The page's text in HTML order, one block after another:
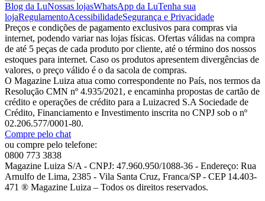
Blog da LuNossas lojasWhatsApp da LuTenha sua
lojaRegulamentoAcessibilidadeSegurança e Privacidade
Preços e condições de pagamento exclusivos para compras via
internet, podendo variar nas lojas físicas. Ofertas válidas na compra
de até 5 peças de cada produto por cliente, até o término dos nossos
estoques para internet. Caso os produtos apresentem divergências de
valores, o preço válido é o da sacola de compras.
O Magazine Luiza atua como correspondente no País, nos termos da
Resolução CMN nº 4.935/2021, e encaminha propostas de cartão de
crédito e operações de crédito para a Luizacred S.A Sociedade de
Crédito, Financiamento e Investimento inscrita no CNPJ sob o nº
02.206.577/0001-80.
Compre pelo chat
ou compre pelo telefone:
0800 773 3838
Magazine Luiza S/A - CNPJ: 47.960.950/1088-36 - Endereço: Rua
Arnulfo de Lima, 2385 - Vila Santa Cruz, Franca/SP - CEP 14.403-
471 ® Magazine Luiza – Todos os direitos reservados.